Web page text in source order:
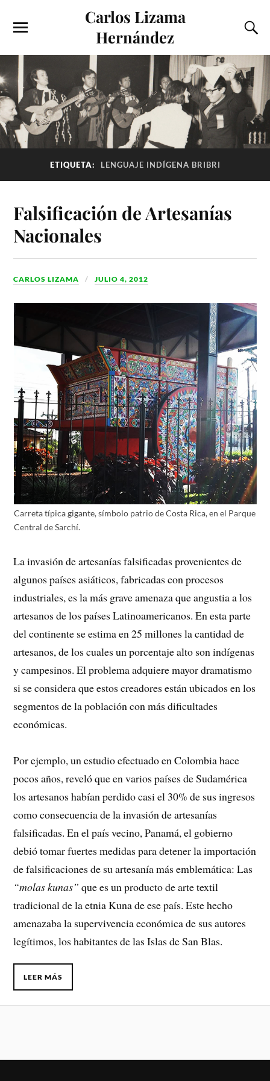
Carlos Lizama
Hernández
ETIQUETA: LENGUAJE INDÍGENA BRIBRI
Falsificación de Artesanías
Nacionales
CARLOS LIZAMA JULIO 4, 2012
Carreta típica gigante, símbolo patrio de Costa Rica, en el Parque
Central de Sarchí.
La invasión de artesanías falsificadas provenientes de
algunos países asiáticos, fabricadas con procesos
industriales, es la más grave amenaza que angustia a los
artesanos de los países Latinoamericanos. En esta parte
del continente se estima en 25 millones la cantidad de
artesanos, de los cuales un porcentaje alto son indígenas
y campesinos. El problema adquiere mayor dramatismo
si se considera que estos creadores están ubicados en los
segmentos de la población con más dificultades
económicas.
Por ejemplo, un estudio efectuado en Colombia hace
pocos años, reveló que en varios países de Sudamérica
los artesanos habían perdido casi el 30% de sus ingresos
como consecuencia de la invasión de artesanías
falsificadas. En el país vecino, Panamá, el gobierno
debió tomar fuertes medidas para detener la importación
de falsificaciones de su artesanía más emblemática: Las
“molas kunas” que es un producto de arte textil
tradicional de la etnia Kuna de ese país. Este hecho
amenazaba la supervivencia económica de sus autores
legítimos, los habitantes de las Islas de San Blas.
LEER MÁS